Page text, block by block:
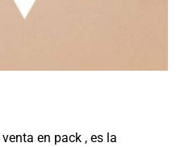
en pack , es la